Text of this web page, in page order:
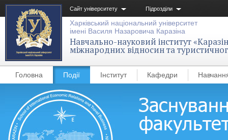
Сайт університету Підрозділи
Харківський національний університет
імені Василя Назаровича Каразіна
Навчально-науковий інститут
міжнародних відносин та
Головна Події Інститут Кафедри